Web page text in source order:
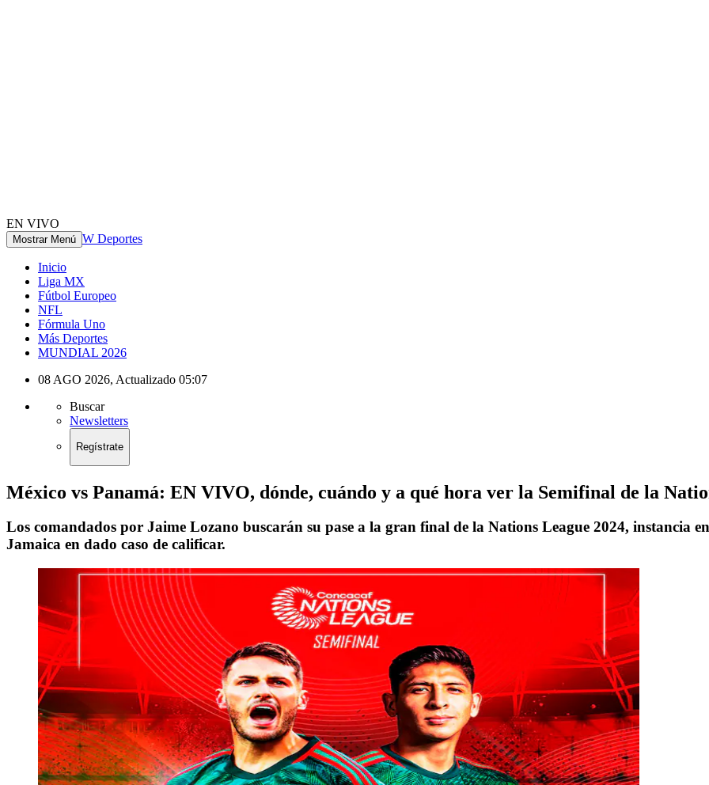
EN VIVO
Mostrar Menú W Deportes
Inicio
Liga MX
Fútbol Europeo
NFL
Fórmula Uno
Más Deportes
MUNDIAL 2026
08 AGO 2026, Actualizado 05:07
Buscar
Newsletters
Regístrate
México vs Panamá: EN VIVO, dónde, cuándo y a qué hora ver la Semifinal de la
Los comandados por Jaime Lozano buscarán su pase a la gran final de la Nations League 2024, instancia
Jamaica en dado caso de calificar.